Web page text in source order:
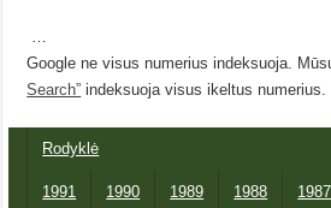
Google ne visus numerius indeksuoja.
Search” indeksuoja visus ikeltus numerius.
Rodyklė
1991 1990 1989 1988 1987